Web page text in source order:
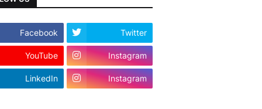
Facebook Twitter
YouTube Instagram
LinkedIn Instagram